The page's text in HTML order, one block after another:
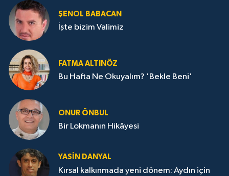
ŞENOL BABACAN
İşte bizim Valimiz
FATMA ALTINÖZ
Bu Hafta Ne Okuyalım? 'Bekle Beni'
ONUR ÖNBUL
Bir Lokmanın Hikâyesi
YASIN DANYAL
Kırsal kalkınmada yeni dönem: Aydın için